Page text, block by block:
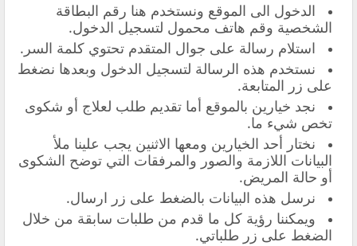
الدخول الى الموقع ونستخدم هنا رقم البطاقة
الشخصية وقم هاتف محمول لتسجيل الدخول.
استلام رسالة على جوال المتقدم تحتوي كلمة السر.
نستخدم هذه الرسالة لتسجيل الدخول وبعدها نضغط
على زر المتابعة.
نجد خيارين بالموقع أما تقديم طلب لعلاج أو شكوى
تخص شيء ما.
نختار أحد الخيارين ومعها الاثنين يجب علينا ملأ
البيانات اللازمة والصور والمرفقات التي توضح الشكوى
أو حالة المريض.
نرسل هذه البيانات بالضغط على زر ارسال.
ويمكننا رؤية كل ما قدم من طلبات سابقة من خلال
الضغط على زر طلباتي.